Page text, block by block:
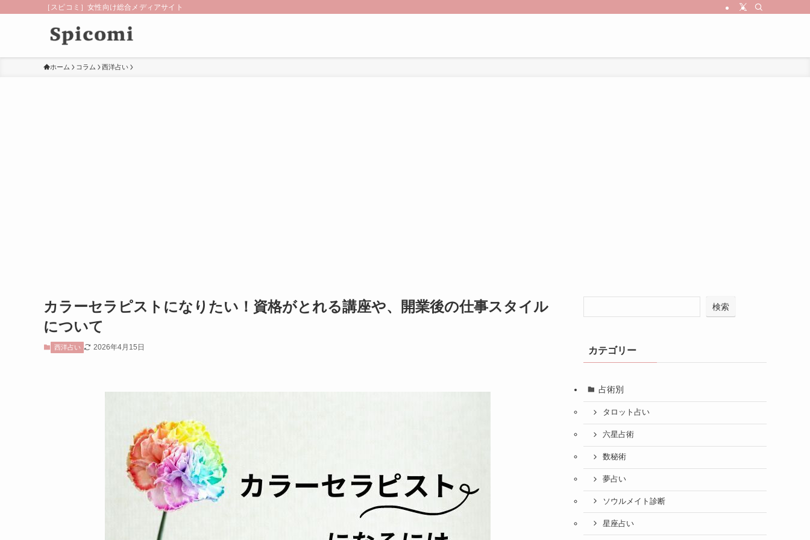
［スピコミ］女性向け総合メディアサイト
ホーム コラム 西洋占い
カラーセラピストになりたい！資格がとれる講座や、開業後の仕事スタイル
について
西洋占い 2026年4月15日
検索
カテゴリー
占術別
タロット占い
六星占術
数秘術
夢占い
ソウルメイト診断
星座占い